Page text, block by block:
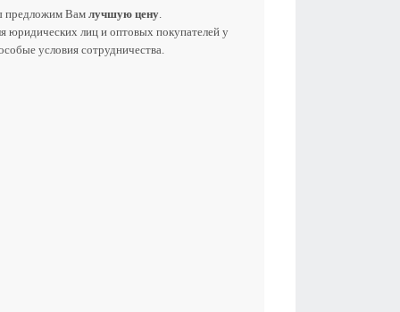
предложим Вамлучшую цену.
юридических лиц и оптовых покупателей у
условия сотрудничества.